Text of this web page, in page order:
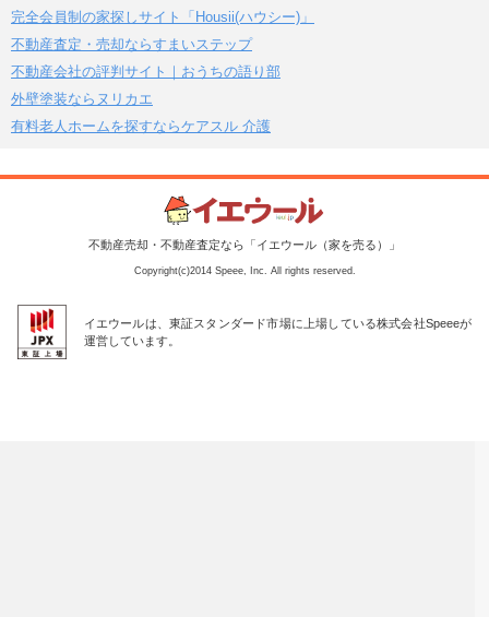
完全会員制の家探しサイト「Housii(ハウシー)」
不動産査定・売却ならすまいステップ
不動産会社の評判サイト｜おうちの語り部
外壁塗装ならヌリカエ
有料老人ホームを探すならケアスル 介護
不動産売却・不動産査定なら「イエウール（家を売る）」
Copyright(c)2014 Speee, Inc. All rights reserved.
イエウールは、東証スタンダード市場に上場している株式会社Speeeが
運営しています。